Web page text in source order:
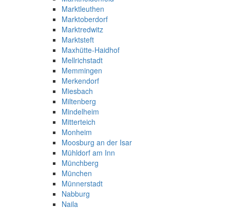
Marktleuthen
Marktoberdorf
Marktredwitz
Marktsteft
Maxhütte-Haidhof
Mellrichstadt
Memmingen
Merkendorf
Miesbach
Miltenberg
Mindelheim
Mitterteich
Monheim
Moosburg an der Isar
Mühldorf am Inn
Münchberg
München
Münnerstadt
Nabburg
Naila